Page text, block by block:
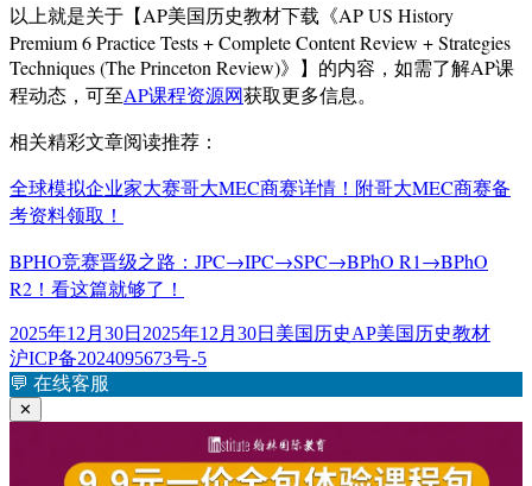
以上就是关于【AP美国历史教材下载《AP US History
Premium 6 Practice Tests + Complete Content Review + Strategies
Techniques (The Princeton Review)》】的内容，如需了解AP课
程动态，可至AP课程资源网获取更多信息。
相关精彩文章阅读推荐：
全球模拟企业家大赛哥大MEC商赛详情！附哥大MEC商赛备
考资料领取！
BPHO竞赛晋级之路：JPC→IPC→SPC→BPhO R1→BPhO
R2！看这篇就够了！
发
布
于
2025年12月30日 2025年12月30日 分
美国历史 标
AP美国历史教材
沪ICP备2024095673号-5
💬 在线客服
✕